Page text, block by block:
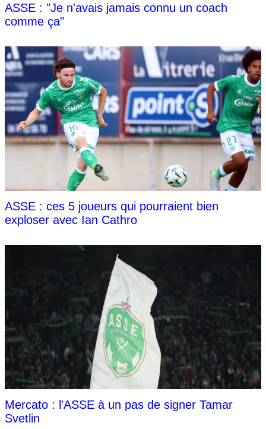
ASSE : "Je n'avais jamais connu un coach
comme ça"
ASSE : ces 5 joueurs qui pourraient bien
exploser avec Ian Cathro
Mercato : l'ASSE à un pas de signer Tamar
Svetlin